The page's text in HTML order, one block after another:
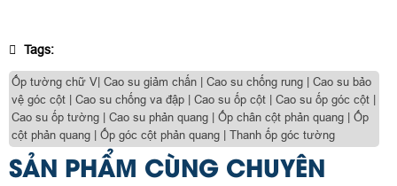
Tags:
Ốp tường chữ V| Cao su giảm chấn | Cao su chống rung | Cao su bảo
vệ góc cột | Cao su chống va đập | Cao su ốp cột | Cao su ốp góc cột |
Cao su ốp tường | Cao su phản quang | Ốp chân cột phản quang | Ốp
cột phản quang | Ốp góc cột phản quang | Thanh ốp góc tường
SẢN PHẨM CÙNG CHUYÊN